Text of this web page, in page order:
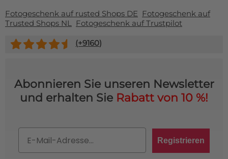
Fotogeschenk auf rusted Shops DE Fotogeschenk auf
Trusted Shops NL Fotogeschenk auf Trustpilot
(+9160)
Abonnieren Sie unseren Newsletter
und erhalten Sie Rabatt von 10 %!
Registrieren